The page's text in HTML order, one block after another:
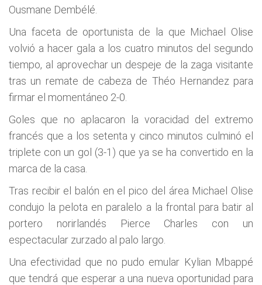
Ousmane Dembélé.
Una faceta de oportunista de la que Michael Olise
volvió a hacer gala a los cuatro minutos del segundo
tiempo, al aprovechar un despeje de la zaga visitante
tras un remate de cabeza de Théo Hernandez para
firmar el momentáneo 2-0.
Goles que no aplacaron la voracidad del extremo
francés que a los setenta y cinco minutos culminó el
triplete con un gol (3-1) que ya se ha convertido en la
marca de la casa.
Tras recibir el balón en el pico del área Michael Olise
condujo la pelota en paralelo a la frontal para batir al
portero norirlandés Pierce Charles con un
espectacular zurzado al palo largo.
Una efectividad que no pudo emular Kylian Mbappé
que tendrá que esperar a una nueva oportunidad para